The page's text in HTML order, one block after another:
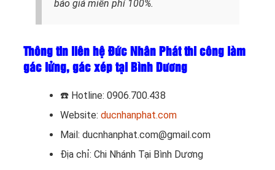
báo giá miễn phí 100%.
Thông tin liên hệ Đức Nhân Phát thi công làm
gác lửng, gác xép tại Bình Dương
☎️ Hotline: 0906.700.438
Website: ducnhanphat.com
Mail: ducnhanphat.com@gmail.com
Địa chỉ: Chi Nhánh Tại Bình Dương